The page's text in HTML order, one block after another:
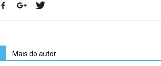
Mais do autor